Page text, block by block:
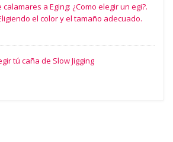
calamares a Eging: ¿Como elegir un egi?.
el color y el tamaño adecuado.
tú caña de Slow Jigging